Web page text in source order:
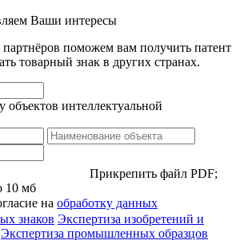
Ваши интересы
поможем вам получить патент
товарный знак в других странах.
объектов интеллектуальной
Прикрепить файл PDF;
10 мб
на обработку данных
знаков Экспертиза изобретений и
Экспертиза промышленных образцов